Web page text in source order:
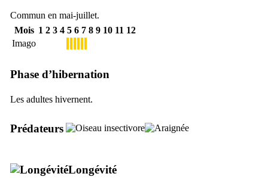
Commun en mai-juillet.
Mois 1 2 3 4 5 6 7 8 9 10 11 12
Imago
Phase d’hibernation
Les adultes hivernent.
Prédateurs
Longévité